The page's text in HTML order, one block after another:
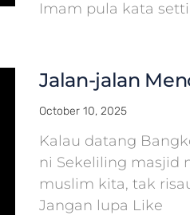
Imam pula kata
Jalan-jalan
October 10, 2025
Kalau datang
ni Sekeliling masjid
muslim kita, tak
Jangan lupa Like